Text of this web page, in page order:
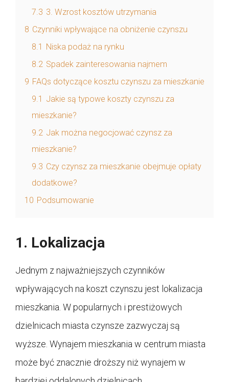
7.3 3. Wzrost kosztów utrzymania
8 Czynniki wpływające na obniżenie czynszu
8.1 Niska podaż na rynku
8.2 Spadek zainteresowania najmem
9 FAQs dotyczące kosztu czynszu za mieszkanie
9.1 Jakie są typowe koszty czynszu za
mieszkanie?
9.2 Jak można negocjować czynsz za
mieszkanie?
9.3 Czy czynsz za mieszkanie obejmuje opłaty
dodatkowe?
10 Podsumowanie
1. Lokalizacja
Jednym z najważniejszych czynników
wpływających na koszt czynszu jest lokalizacja
mieszkania. W popularnych i prestiżowych
dzielnicach miasta czynsze zazwyczaj są
wyższe. Wynajem mieszkania w centrum miasta
może być znacznie droższy niż wynajem w